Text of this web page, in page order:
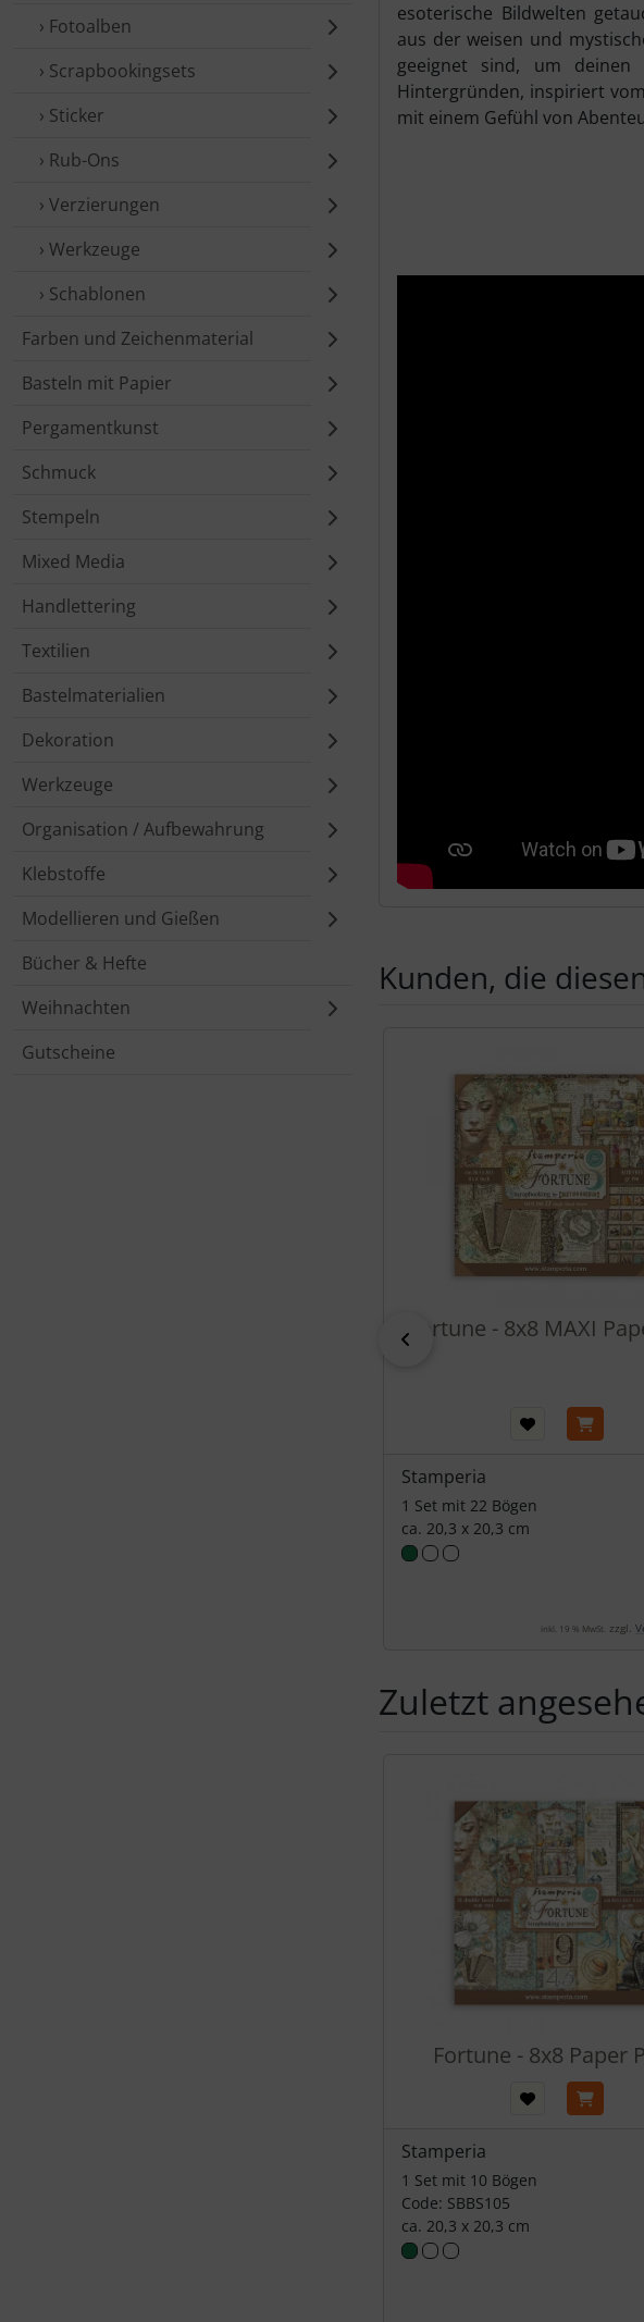
› Fotoalben
› Scrap­booking­sets
› Sticker
› Rub-Ons
› Verzierungen
› Werkzeuge
› Schablonen
Farben und Zeichenmaterial
Basteln mit Papier
Pergamentkunst
Schmuck
Stempeln
Mixed Media
Handlettering
Textilien
Bastelmaterialien
Dekoration
Werkzeuge
Organisation / Aufbewahrung
Klebstoffe
Modellieren und Gießen
Bücher & Hefte
Weihnachten
Gutscheine
esoterische Bildwelten
aus der weisen und
geeignet sind, um deinen
Hintergründen, inspiriert
mit einem Gefühl von
Kunden, die
zurück
Fortune - 8x8 MAXI
Stamperia
1 Set mit 22 Bögen
ca. 20,3 x 20,3 cm
inkl. 19 % MwSt. zzgl.
Zuletzt
Fortune - 8x8 Paper
Stamperia
1 Set mit 10 Bögen
Code: SBBS105
ca. 20,3 x 20,3 cm